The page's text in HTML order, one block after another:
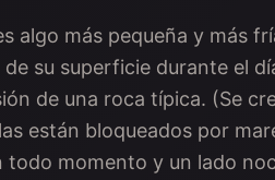
algo más pequeña y más
su superficie durante el
de una roca típica. (Se
están bloqueados por
todo momento y un lado